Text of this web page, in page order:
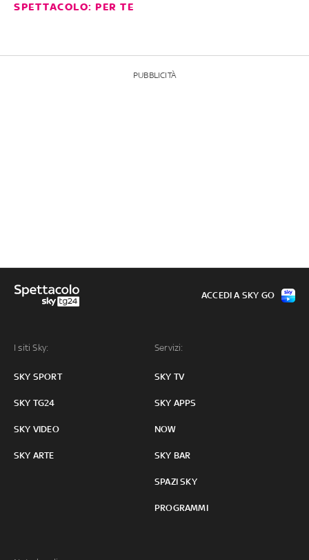
SPETTACOLO: PER TE
PUBBLICITÀ
I siti Sky:
SKY SPORT
SKY TG24
SKY VIDEO
SKY ARTE
Servizi:
SKY TV
SKY APPS
NOW
SKY BAR
SPAZI SKY
PROGRAMMI
ACCEDI A SKY GO